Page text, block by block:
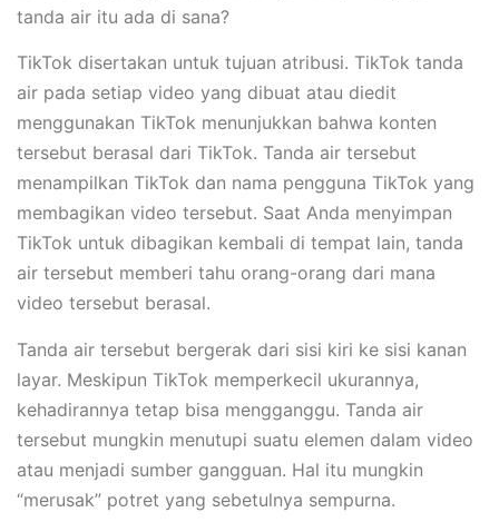
tanda air itu ada di sana?
TikTok disertakan untuk tujuan atribusi. TikTok tanda
air pada setiap video yang dibuat atau diedit
menggunakan TikTok menunjukkan bahwa konten
tersebut berasal dari TikTok. Tanda air tersebut
menampilkan TikTok dan nama pengguna TikTok yang
membagikan video tersebut. Saat Anda menyimpan
TikTok untuk dibagikan kembali di tempat lain, tanda
air tersebut memberi tahu orang-orang dari mana
video tersebut berasal.
Tanda air tersebut bergerak dari sisi kiri ke sisi kanan
layar. Meskipun TikTok memperkecil ukurannya,
kehadirannya tetap bisa mengganggu. Tanda air
tersebut mungkin menutupi suatu elemen dalam video
atau menjadi sumber gangguan. Hal itu mungkin
“merusak” potret yang sebetulnya sempurna.